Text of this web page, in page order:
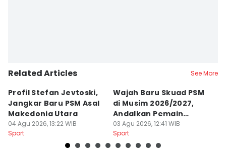
Related Articles See More
Profil Stefan Jevtoski,
Jangkar Baru PSM Asal
Makedonia Utara
04 Agu 2026, 13:22 WIB
Sport
Wajah Baru Skuad PSM
di Musim 2026/2027,
Andalkan Pemain
Balkan
03 Agu 2026, 12:41 WIB
Sport